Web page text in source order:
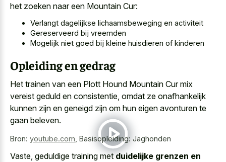
het zoeken naar een Mountain Cur:
Verlangt dagelijkse lichaamsbeweging en activiteit
Gereserveerd bij vreemden
Mogelijk niet goed bij kleine huisdieren of kinderen
Opleiding en gedrag
Het trainen van een Plott Hound Mountain Cur mix
vereist geduld en consistentie, omdat ze onafhankelijk
kunnen zijn en geneigd zijn om hun eigen avonturen te
gaan beleven.
Bron: youtube.com Basisopleiding: Jaghonden
Vaste, geduldige training metduidelijke grenzen en